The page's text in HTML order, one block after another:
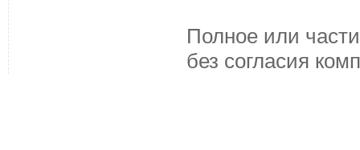
Полное или
без согласия